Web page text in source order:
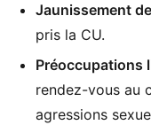
Jaunissement
pris la CU.
Préoccupations
rendez-vous au
agressions